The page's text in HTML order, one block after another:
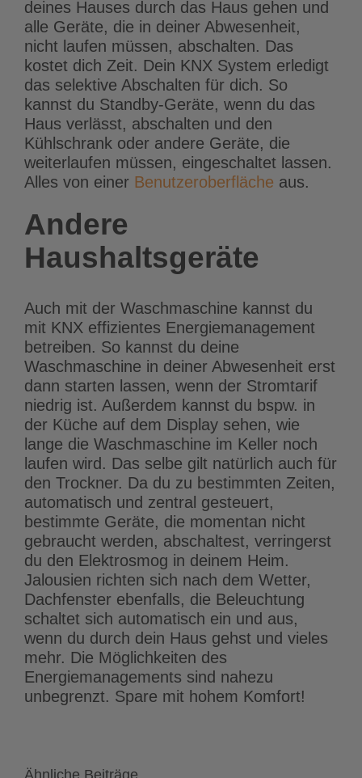
deines Hauses durch das Haus gehen und
alle Geräte, die in deiner Abwesenheit,
nicht laufen müssen, abschalten. Das
kostet dich Zeit. Dein KNX System erledigt
das selektive Abschalten für dich. So
kannst du Standby-Geräte, wenn du das
Haus verlässt, abschalten und den
Kühlschrank oder andere Geräte, die
weiterlaufen müssen, eingeschaltet lassen.
Alles von einer Benutzeroberfläche aus.
Andere
Haushaltsgeräte
Auch mit der Waschmaschine kannst du
mit KNX effizientes Energiemanagement
betreiben. So kannst du deine
Waschmaschine in deiner Abwesenheit erst
dann starten lassen, wenn der Stromtarif
niedrig ist. Außerdem kannst du bspw. in
der Küche auf dem Display sehen, wie
lange die Waschmaschine im Keller noch
laufen wird. Das selbe gilt natürlich auch für
den Trockner. Da du zu bestimmten Zeiten,
automatisch und zentral gesteuert,
bestimmte Geräte, die momentan nicht
gebraucht werden, abschaltest, verringerst
du den Elektrosmog in deinem Heim.
Jalousien richten sich nach dem Wetter,
Dachfenster ebenfalls, die Beleuchtung
schaltet sich automatisch ein und aus,
wenn du durch dein Haus gehst und vieles
mehr. Die Möglichkeiten des
Energiemanagements sind nahezu
unbegrenzt. Spare mit hohem Komfort!